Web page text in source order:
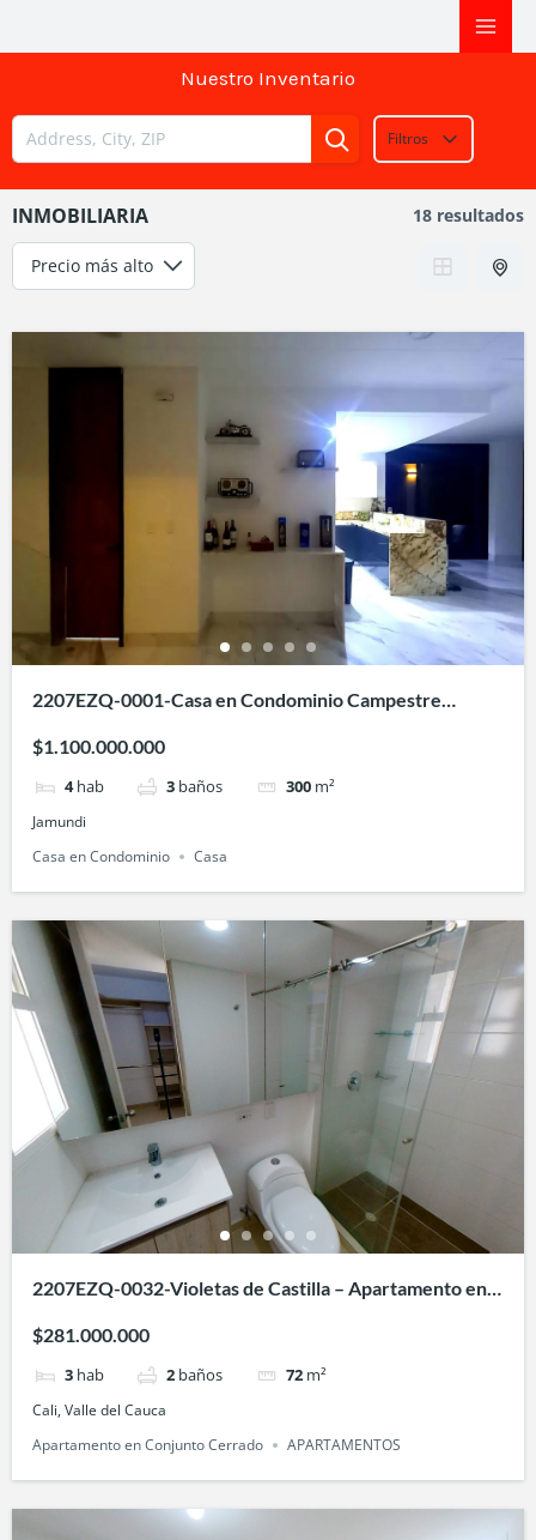
al
Nuestro Inventario
Filtros
INMOBILIARIA 18 resultados
2207EZQ-0001-Casa en Condominio Campestre
$1.100.000.000
4 hab 3 baños 300 m²
Jamundi
Casa en Condominio
Casa
2207EZQ-0032-Violetas de Castilla – Apartamento en
$281.000.000
3 hab 2 baños 72 m²
Cali, Valle del Cauca
Apartamento en Conjunto Cerrado
APARTAMENTOS